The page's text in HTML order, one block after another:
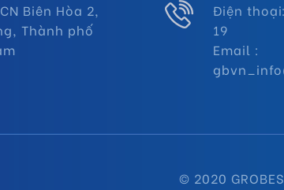
Biên Hòa 2,
Thành phố
Điện
19
Email :
© 2020